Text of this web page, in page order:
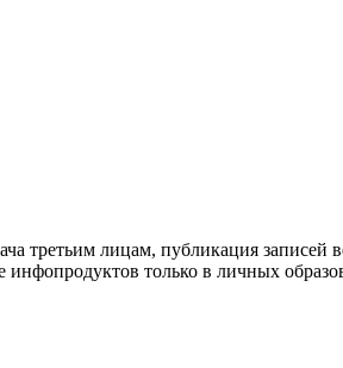
лицам, публикация записей
только в личных